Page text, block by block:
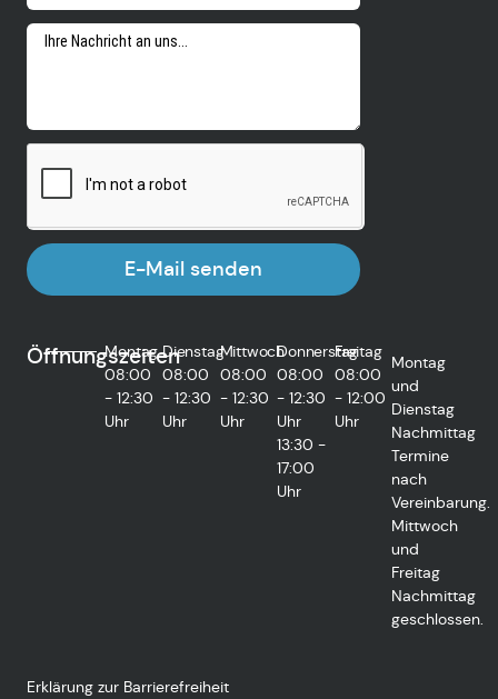
E-Mail senden
Öffnungszeiten
Montag
08:00
- 12:30
Uhr
Dienstag
08:00
- 12:30
Uhr
Mittwoch
08:00
- 12:30
Uhr
Donnerstag
08:00
- 12:30
Uhr
13:30 -
17:00
Uhr
Freitag
08:00
- 12:00
Uhr
Montag
und
Dienstag
Nachmittag
Termine
nach
Vereinbarung.
Mittwoch
und
Freitag
Nachmittag
geschlossen.
Erklärung zur Barrierefreiheit